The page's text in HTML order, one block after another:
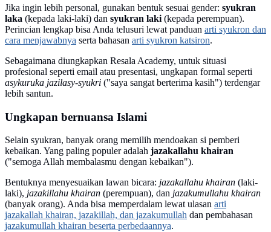
Jika ingin lebih personal, gunakan bentuk sesuai gender: syukran
laka (kepada laki-laki) dan syukran laki (kepada perempuan).
Perincian lengkap bisa Anda telusuri lewat panduan arti syukron dan
cara menjawabnya serta bahasan arti syukron katsiron.
Sebagaimana diungkapkan Resala Academy, untuk situasi
profesional seperti email atau presentasi, ungkapan formal seperti
asykuruka jazilasy-syukri ("saya sangat berterima kasih") terdengar
lebih santun.
Ungkapan bernuansa Islami
Selain syukran, banyak orang memilih mendoakan si pemberi
kebaikan. Yang paling populer adalah jazakallahu khairan
("semoga Allah membalasmu dengan kebaikan").
Bentuknya menyesuaikan lawan bicara: jazakallahu khairan (laki-
laki), jazakillahu khairan (perempuan), dan jazakumullahu khairan
(banyak orang). Anda bisa memperdalam lewat ulasan arti
jazakallah khairan, jazakillah, dan jazakumullah dan pembahasan
jazakumullah khairan beserta perbedaannya.